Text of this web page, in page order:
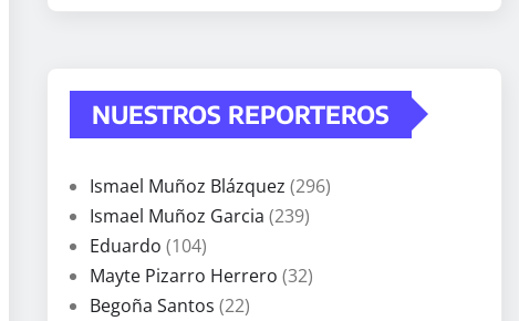
NUESTROS REPORTEROS
Ismael Muñoz Blázquez (296)
Ismael Muñoz Garcia (239)
Eduardo (104)
Mayte Pizarro Herrero (32)
Begoña Santos (22)